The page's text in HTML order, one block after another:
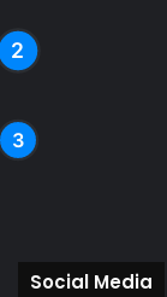
Social Media